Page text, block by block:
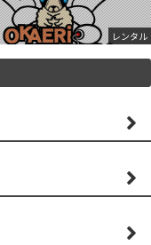
レンタル